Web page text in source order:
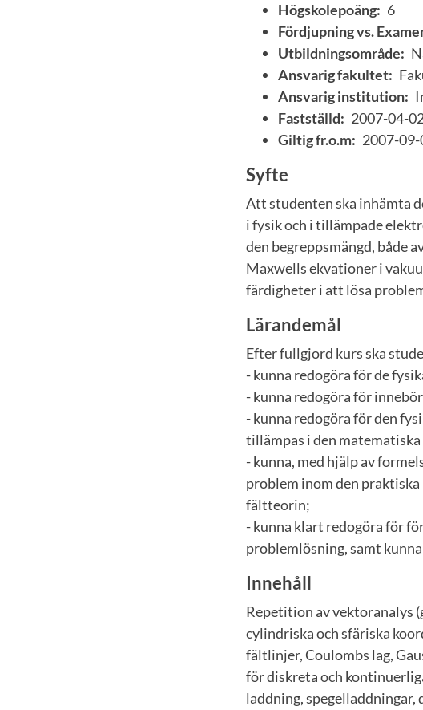
Högskolepoäng: 6
Fördjupning vs.
Utbildningsområde:
Ansvarig fakultet:
Ansvarig institution:
Fastställd: 2007-04-
Giltig fr.o.m: 2007-
Syfte
Att studenten ska inhämta
i fysik och i tillämpade
den begreppsmängd, både
Maxwells ekvationer i
färdigheter i att lösa
Lärandemål
Efter fullgjord kurs ska
- kunna redogöra för de
- kunna redogöra för
- kunna redogöra för den
tillämpas i den
- kunna, med hjälp av
problem inom den
fältteorin;
- kunna klart redogöra för
problemlösning, samt
Innehåll
Repetition av vektoranalys
cylindriska och sfäriska
fältlinjer, Coulombs lag,
för diskreta och
laddning,